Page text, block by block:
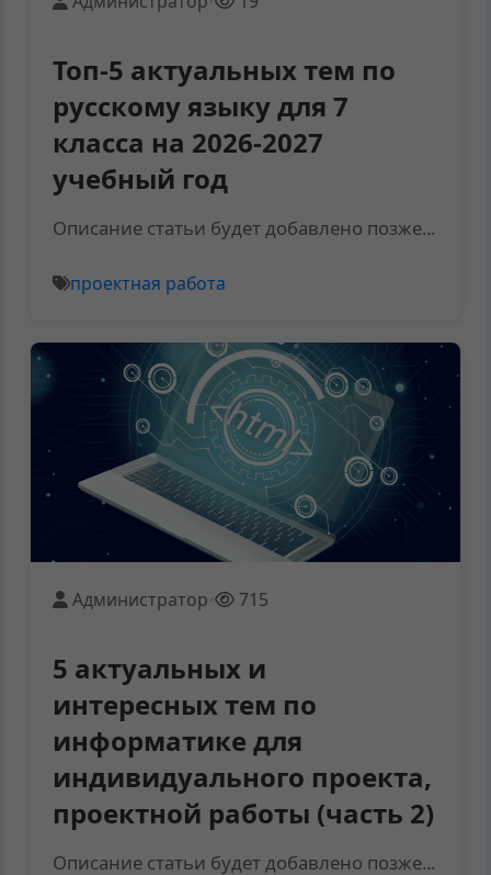
Топ-5 актуальных тем по
русскому языку для 7
класса на 2026-2027
учебный год
Описание статьи будет добавлено позже...
проектная работа
Администратор • 715
5 актуальных и
интересных тем по
информатике для
индивидуального проекта,
проектной работы (часть 2)
Описание статьи будет добавлено позже...